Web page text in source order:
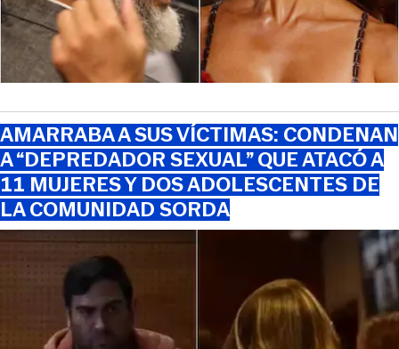
AMARRABA A SUS VÍCTIMAS: CONDENAN
A “DEPREDADOR SEXUAL” QUE ATACÓ A
11 MUJERES Y DOS ADOLESCENTES DE
LA COMUNIDAD SORDA